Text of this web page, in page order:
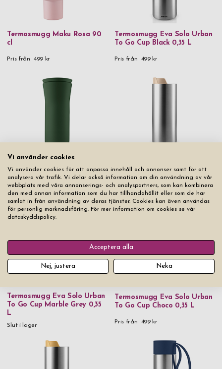
Termosmugg Maku Rosa 90
cl
Pris från 499 kr
Termosmugg Eva Solo Urban
To Go Cup Black 0,35 L
Pris från 499 kr
Termosmugg Eva Solo City
To Go Cup Emerald Green
0,35 L
Pris från 599 kr
Termosmugg Eva Solo Urban
To Go Cup Beige 0,35 L
Slut i lager
Termosmugg Eva Solo Urban
To Go Cup Marble Grey 0,35
L
Slut i lager
Termosmugg Eva Solo Urban
To Go Cup Choco 0,35 L
Pris från 499 kr
Vi använder cookies
Vi använder cookies för att anpassa innehåll och annonser samt för att
analysera vår trafik. Vi delar också information om din användning av vår
webbplats med våra annonserings- och analyspartners, som kan kombinera
den med annan information som du har tillhandahållit eller som de har
samlat in från användning av deras tjänster. Cookies kan även användas
för personlig marknadsföring. För mer information om cookies se vår
dataskyddspolicy.
Acceptera alla
Nej, justera Neka